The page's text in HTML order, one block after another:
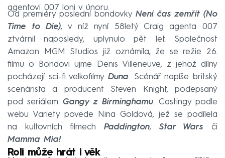
agentovi 007 loni v únoru.
Od premiéry poslední bondovky Není čas zemřít (No
Time to Die), v níž nyní 58letý Craig agenta 007
ztvárnil naposledy, uplynulo pět let. Společnost
Amazon MGM Studios již oznámila, že se režie 26.
filmu o Bondovi ujme Denis Villeneuve, z jehož dílny
pocházejí sci-fi velkofilmy Duna. Scénář napíše britský
scenárista a producent Steven Knight, podepsaný
pod seriálem Gangy z Birminghamu. Castingy podle
webu Variety povede Nina Goldová, jež se podílela
na kultovních filmech Paddington, Star Wars či
Mamma Mia!
Roli může hrát i věk